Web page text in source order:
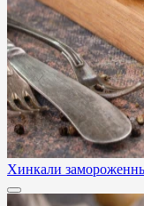
Хинкали